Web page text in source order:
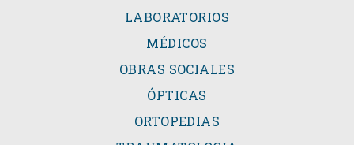
LABORATORIOS
MÉDICOS
OBRAS SOCIALES
ÓPTICAS
ORTOPEDIAS